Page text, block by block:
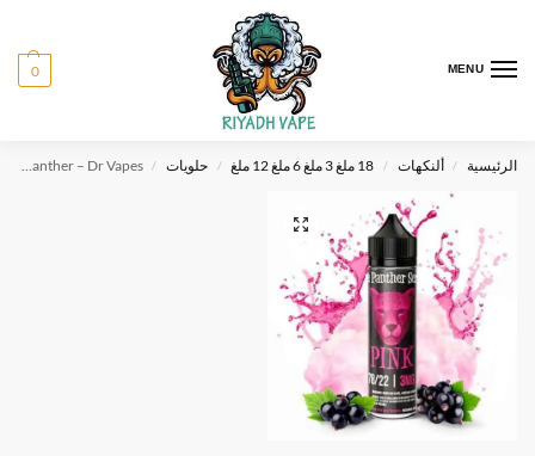
MENU
0
الرئيسية / ألنكهات / 18 ملغ 3 ملغ 6 ملغ 12 ملغ / حلويات /
Pink Panther – Dr Vapes